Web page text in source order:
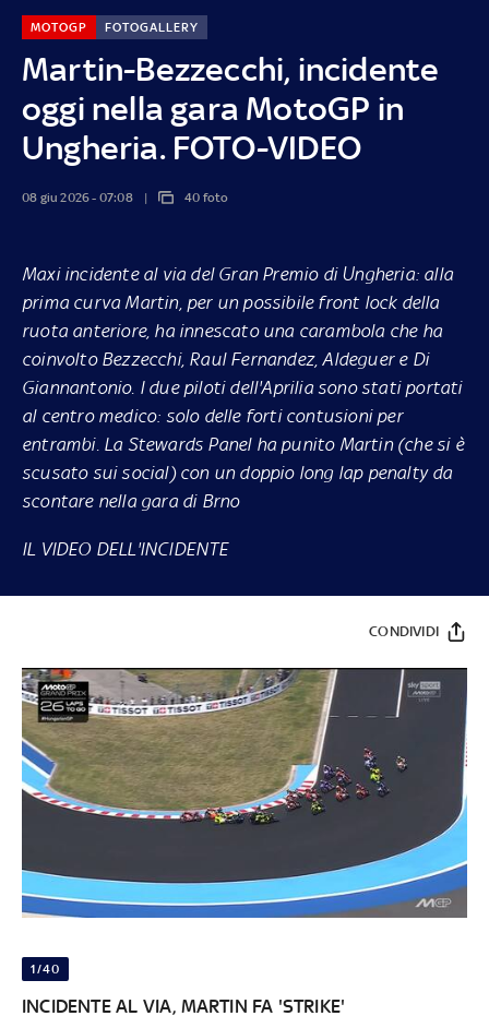
Martin-Bezzecchi, incidente
oggi nella gara MotoGP in
Ungheria. FOTO-VIDEO
MOTOGP FOTOGALLERY
08 giu 2026 - 07:08 40 foto
Maxi incidente al via del Gran Premio di Ungheria: alla
prima curva Martin, per un possibile front lock della
ruota anteriore, ha innescato una carambola che ha
coinvolto Bezzecchi, Raul Fernandez, Aldeguer e Di
Giannantonio. I due piloti dell'Aprilia sono stati portati
al centro medico: solo delle forti contusioni per
entrambi. La Stewards Panel ha punito Martin (che si è
scusato sui social) con un doppio long lap penalty da
scontare nella gara di Brno
IL VIDEO DELL'INCIDENTE
CONDIVIDI
1/40
INCIDENTE AL VIA, MARTIN FA 'STRIKE'